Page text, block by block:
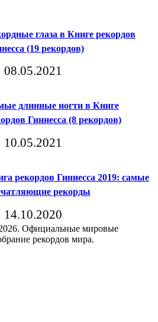
глаза в Книге рекордов
(19 рекордов)
08.05.2021
длинные ногти в Книге
Гиннесса (8 рекордов)
10.05.2021
рекордов Гиннесса 2019: самые
рекорды
14.10.2020
Официальные мировые
рекордов мира.